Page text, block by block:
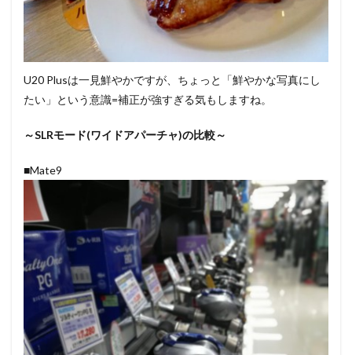
U20 Plusは一見鮮やかですが、ちょっと「鮮やかな写真にし
たい」という意識=補正が強すぎる気もしますね。
～SLRモード(ワイドアパーチャ)の比較～
■Mate9